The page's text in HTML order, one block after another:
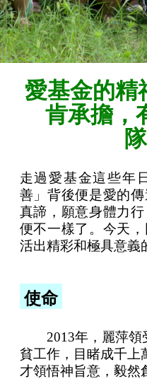
愛基金的精
肯承擔，
走過愛基金這些年
善」背後便是愛的
真諦，願意身體力
便不一樣了。今天
活出精彩和極具意義
使命
2013年，麗萍領
貧工作，目睹成千上
才領悟神旨意，毅然